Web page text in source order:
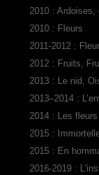
2010 : Ardoises,
2010 : Fleurs
2011-2012 :
2012 : Fruits,
2013 : Le nid,
2013–2014 :
2014 : Les
2015 :
2015 : En
2016-2019 :